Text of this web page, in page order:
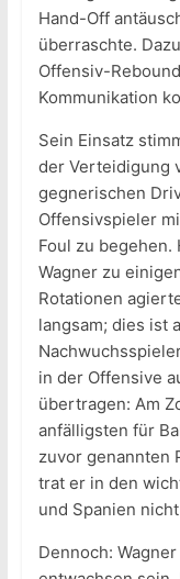
Hand-Off
überraschte.
Offensiv-
Kommunikation
Sein Einsatz
der Verteidigung
gegnerischen
Offensivspieler
Foul zu
Wagner zu
Rotationen
langsam; dies ist
in der Offensive
übertragen: Am
anfälligsten für
zuvor genannten
trat er in den
und Spanien
Dennoch: